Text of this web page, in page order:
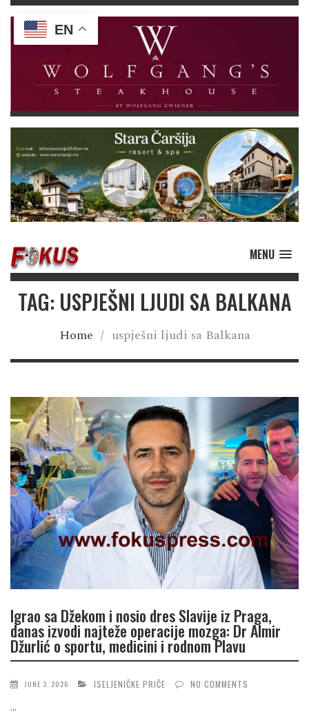
MENU
TAG: USPJEŠNI LJUDI SA BALKANA
Home / uspješni ljudi sa Balkana
Igrao sa Džekom i nosio dres Slavije iz Praga,
danas izvodi najteže operacije mozga: Dr Almir
Džurlić o sportu, medicini i rodnom Plavu
JUNE 3, 2026 ISELJENIČKE PRIČE NO COMMENTS
...
EN